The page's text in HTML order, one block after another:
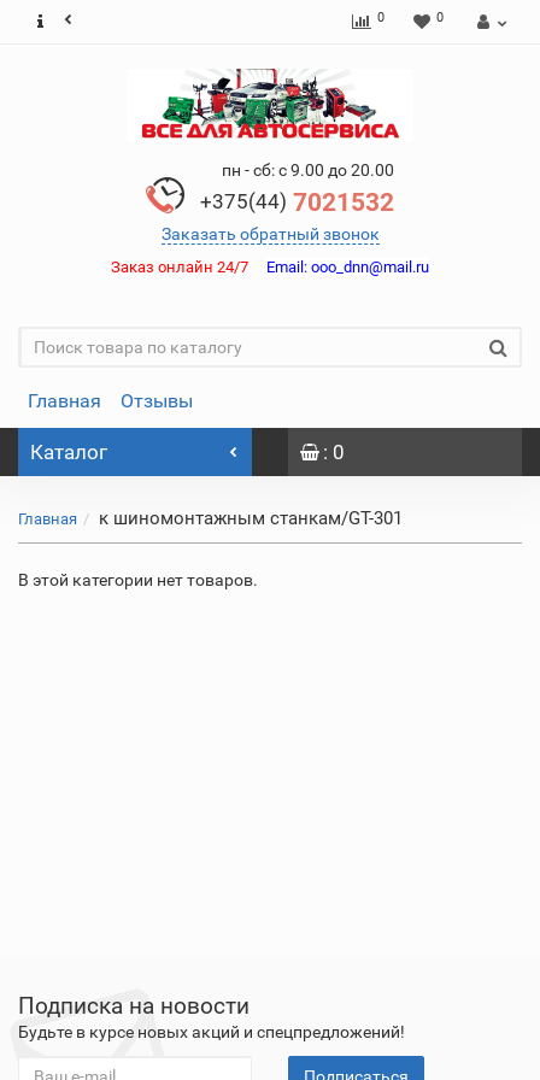
0 0
пн - сб: с 9.00 до 20.00
+375(44) 7021532
Заказать обратный звонок
Заказ онлайн 24/7 Email: ooo_dnn@mail.ru
Главная Отзывы
Каталог : 0
Главная к шиномонтажным станкам/GT-301
В этой категории нет товаров.
Подписка на новости
Будьте в курсе новых акций и спецпредложений!